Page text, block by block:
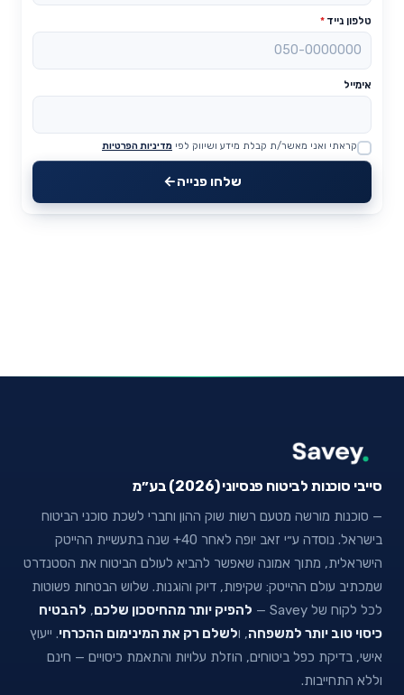
טלפון נייד *
אימייל
Website
קראתי ואני מאשר/ת קבלת מידע ושיווק לפי מדיניות הפרטיות
שלחו פנייה
סייבי סוכנות לביטוח פנסיוני (2026) בע״מ
— סוכנות מורשה מטעם רשות שוק ההון וחברי לשכת סוכני הביטוח
בישראל. נוסדה ע״י זאב יופה לאחר 40+ שנה בתעשיית ההייטק
הישראלית, מתוך אמונה שאפשר להביא לעולם הביטוח את הסטנדרט
שמכתיב עולם ההייטק: שקיפות, דיוק והוגנות. שלוש הבטחות פשוטות
לכל לקוח של Savey —
להפיק יותר מהחיסכון שלכם, להבטיח
כיסוי טוב יותר למשפחה, ולשלם רק את המינימום ההכרחי. ייעוץ
אישי, בדיקת כפל ביטוחים, הוזלת עלויות והתאמת כיסויים — חינם
וללא התחייבות.